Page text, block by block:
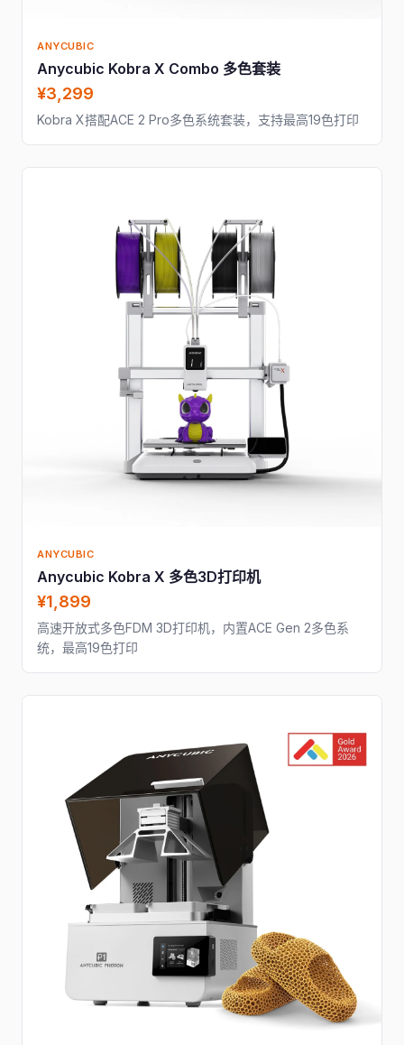
ANYCUBIC
Anycubic Kobra X Combo 多色套装
¥3,299
Kobra X搭配ACE 2 Pro多色系统套装，支持最高19色打印
ANYCUBIC
Anycubic Kobra X 多色3D打印机
¥1,899
高速开放式多色FDM 3D打印机，内置ACE Gen 2多色系
统，最高19色打印